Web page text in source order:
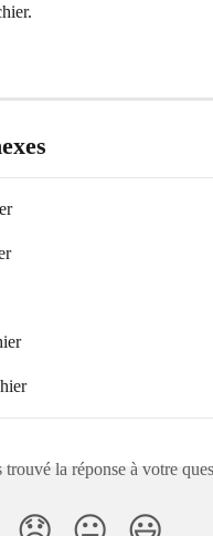
trouvé la réponse à votre